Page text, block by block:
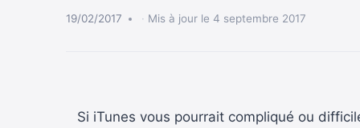
19/02/2017 Mis à jour le 4 septembre 2017
Si iTunes vous pourrait compliqué ou